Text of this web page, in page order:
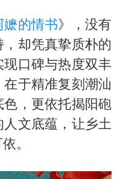
嬷的情书》，没有
却凭真挚质朴的
口碑与热度双丰
于精准复刻潮汕
，更依托揭阳砲
文底蕴，让乡土
。